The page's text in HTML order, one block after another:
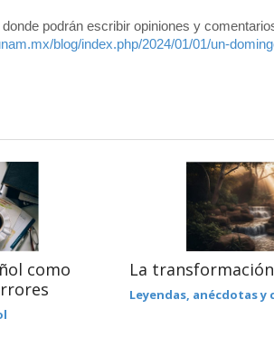
podrán escribir opiniones y
blog/index.php/2024/01/01/un-
como
La
Leyendas, anécdotas y